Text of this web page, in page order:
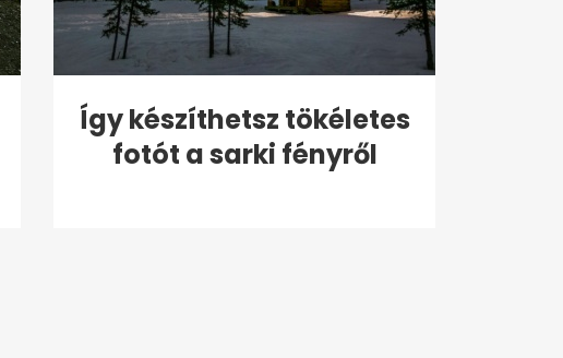
Így készíthetsz tökéletes
fotót a sarki fényről